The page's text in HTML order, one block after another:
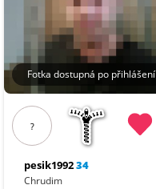
Fotka dostupná po přihlášení
?
pesik199234
Chrudim